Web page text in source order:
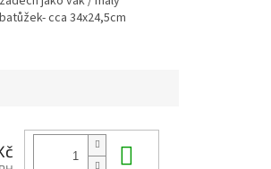
batůžek- cca 34x24,5cm